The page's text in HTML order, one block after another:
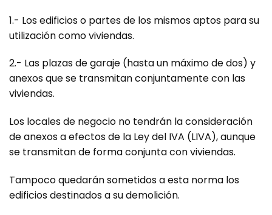
1.- Los edificios o partes de los mismos aptos para su
utilización como viviendas.
2.- Las plazas de garaje (hasta un máximo de dos) y
anexos que se transmitan conjuntamente con las
viviendas.
Los locales de negocio no tendrán la consideración
de anexos a efectos de la Ley del IVA (LIVA), aunque
se transmitan de forma conjunta con viviendas.
Tampoco quedarán sometidos a esta norma los
edificios destinados a su demolición.